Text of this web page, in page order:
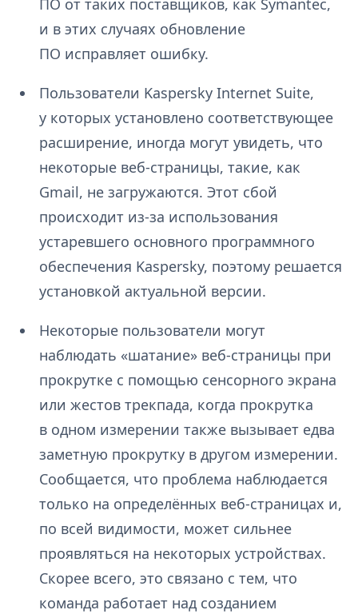
ПО от таких поставщиков, как Symantec,
и в этих случаях обновление
ПО исправляет ошибку.
Пользователи Kaspersky Internet Suite,
у которых установлено соответствующее
расширение, иногда могут увидеть, что
некоторые веб-страницы, такие, как
Gmail, не загружаются. Этот сбой
происходит из-за использования
устаревшего основного программного
обеспечения Kaspersky, поэтому решается
установкой актуальной версии.
Некоторые пользователи могут
наблюдать «шатание» веб-страницы при
прокрутке с помощью сенсорного экрана
или жестов трекпада, когда прокрутка
в одном измерении также вызывает едва
заметную прокрутку в другом измерении.
Сообщается, что проблема наблюдается
только на определённых веб-страницах и,
по всей видимости, может сильнее
проявляться на некоторых устройствах.
Скорее всего, это связано с тем, что
команда работает над созданием